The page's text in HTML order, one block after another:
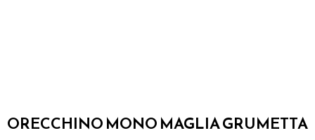
ORECCHINO MONO MAGLIA GRUMETTA